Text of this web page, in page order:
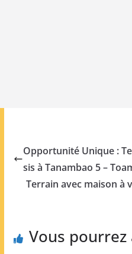
Opportunité Unique :
sis à Tanambao 5 –
Terrain avec maison à
Vous